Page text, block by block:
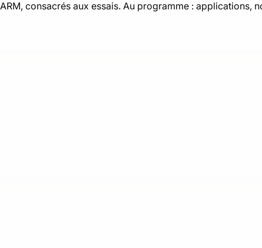
consacrés aux essais. Au programme : applications,